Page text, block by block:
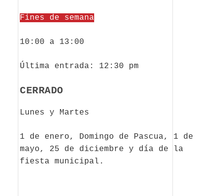
Fines de semana
10:00 a 13:00
Última entrada: 12:30 pm
CERRADO
Lunes y Martes
1 de enero, Domingo de Pascua, 1 de
mayo, 25 de diciembre y día de la
fiesta municipal.